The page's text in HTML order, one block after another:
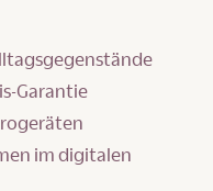
Garantie
im digitalen